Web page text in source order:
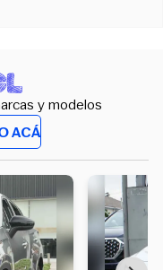
y modelos
ACÁ